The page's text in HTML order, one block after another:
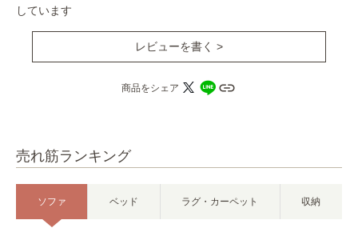
売れ筋ランキング
ソファ ベッド ラグ・カーペット 収納
しています
レビューを書く >
商品をシェア